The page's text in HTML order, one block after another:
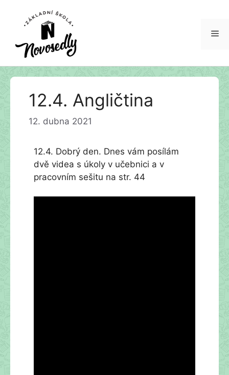
Přeskočit
12.4. Angličtina
12. dubna 2021
12.4. Dobrý den. Dnes vám posílám
dvě videa s úkoly v učebnici a v
pracovním sešitu na str. 44